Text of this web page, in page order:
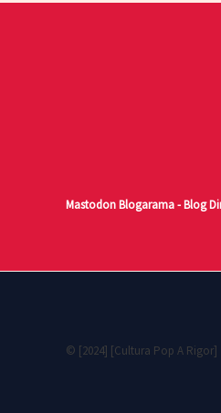
MastodonBlogarama - Blog
© [2024] [Cultura Pop A Rigor]